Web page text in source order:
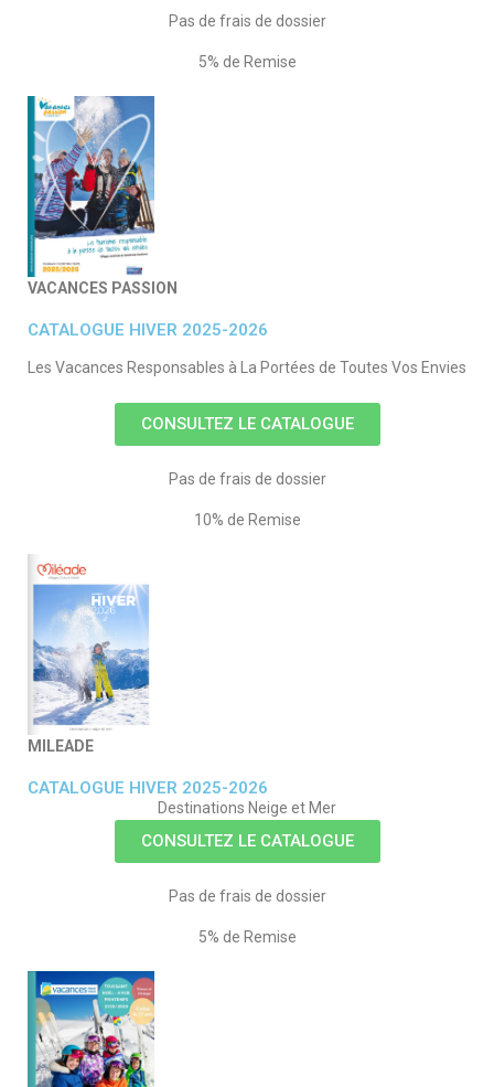
Pas de frais de dossier
5% de Remise
VACANCES PASSION
CATALOGUE HIVER 2025-2026
Les Vacances Responsables à La Portées de Toutes Vos Envies
CONSULTEZ LE CATALOGUE
Pas de frais de dossier
10% de Remise
MILEADE
CATALOGUE HIVER 2025-2026
Destinations Neige et Mer
CONSULTEZ LE CATALOGUE
Pas de frais de dossier
5% de Remise